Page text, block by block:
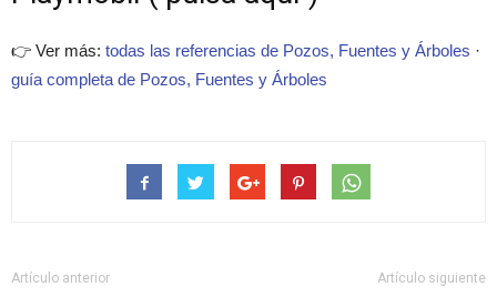
👉 Ver más: todas las referencias de Pozos, Fuentes y Árboles ·
guía completa de Pozos, Fuentes y Árboles
Artículo anterior Artículo siguiente